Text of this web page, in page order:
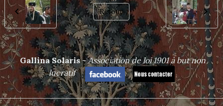
Retour
Gallina Solaris-Association de loi 1901 à but non
lucratif